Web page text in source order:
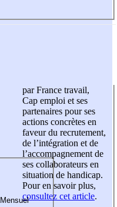
par France travail,
Cap emploi et ses
partenaires pour ses
actions concrètes en
faveur du recrutement,
de l’intégration et de
l’accompagnement de
ses collaborateurs en
situation de handicap.
Pour en savoir plus,
consultez cet article.